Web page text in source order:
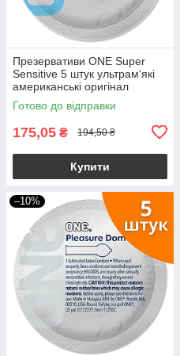
Презервативи ONE Super
Sensitive 5 штук ультрамʼякі
американські оригінал
(упаковка пакет)
Готово до відправки
175,05 ₴ 194,50 ₴
Купити
–10%